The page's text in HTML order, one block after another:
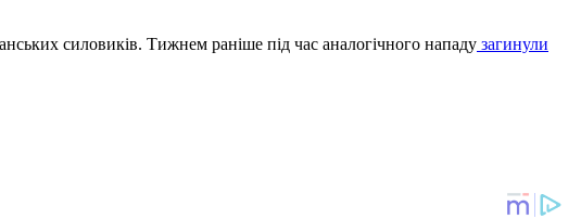
силовиків. Тижнем раніше під час аналогічного нападу загинули